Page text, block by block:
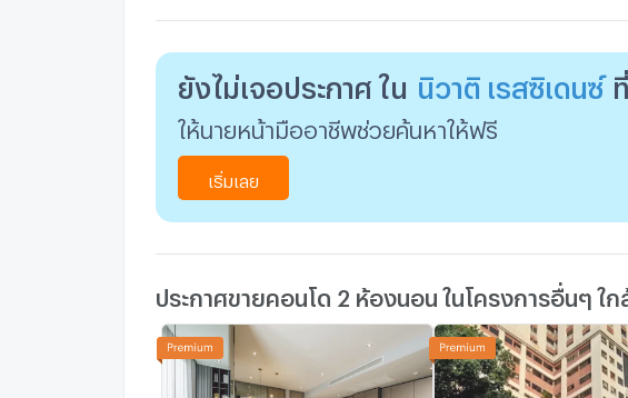
ยังไม่เจอประกาศ ใน นิวาติ เรสซิเดนซ์
ให้นายหน้ามืออาชีพช่วยค้นหาให้ฟรี
เริ่มเลย
ประกาศขายคอนโด 2 ห้องนอน ในโครงการอื่นๆ ใก